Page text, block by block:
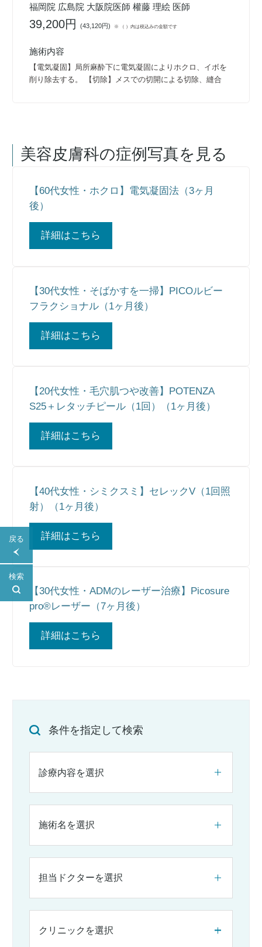
戻る
検索
福岡院 広島院 大阪院医師 權藤 理絵 医師
39,200円(43,120円) ※ （ ）内は税込みの金額です
施術内容
【電気凝固】局所麻酔下に電気凝固によりホクロ、イボを
削り除去する。 【切除】メスでの切開による切除、縫合
美容皮膚科の症例写真を見る
【60代女性・ホクロ】電気凝固法（3ヶ月
後）
詳細はこちら
【30代女性・そばかすを一掃】PICOルビー
フラクショナル（1ヶ月後）
詳細はこちら
【20代女性・毛穴肌つや改善】POTENZA
S25＋レタッチピール（1回）（1ヶ月後）
詳細はこちら
【40代女性・シミクスミ】セレックV（1回照
射）（1ヶ月後）
詳細はこちら
【30代女性・ADMのレーザー治療】Picosure
pro®︎レーザー（7ヶ月後）
詳細はこちら
条件を指定して検索
診療内容を選択
施術名を選択
担当ドクターを選択
クリニックを選択